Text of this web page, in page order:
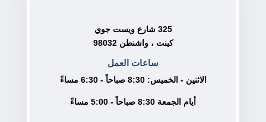
325 شارع ويست جوي
كينت ، واشنطن 98032
ساعات العمل
الاثنين - الخميس: 8:30 صباحاً - 6:30 مساءً
أيام الجمعة 8:30 صباحاً - 5:00 مساءً